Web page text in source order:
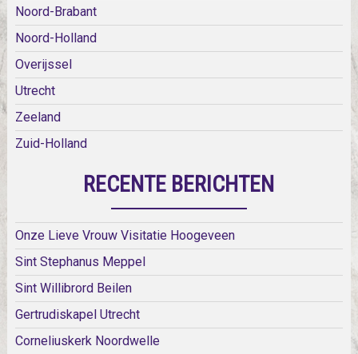
Noord-Brabant
Noord-Holland
Overijssel
Utrecht
Zeeland
Zuid-Holland
RECENTE BERICHTEN
Onze Lieve Vrouw Visitatie Hoogeveen
Sint Stephanus Meppel
Sint Willibrord Beilen
Gertrudiskapel Utrecht
Corneliuskerk Noordwelle